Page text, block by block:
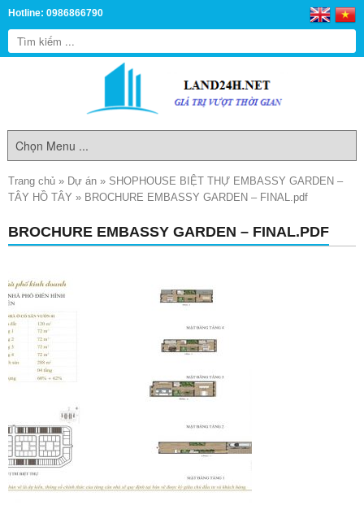
Hotline: 0986866790
Trang chủ » Dự án » SHOPHOUSE BIỆT THỰ EMBASSY GARDEN –
TÂY HỒ TÂY » BROCHURE EMBASSY GARDEN – FINAL.pdf
BROCHURE EMBASSY GARDEN – FINAL.PDF